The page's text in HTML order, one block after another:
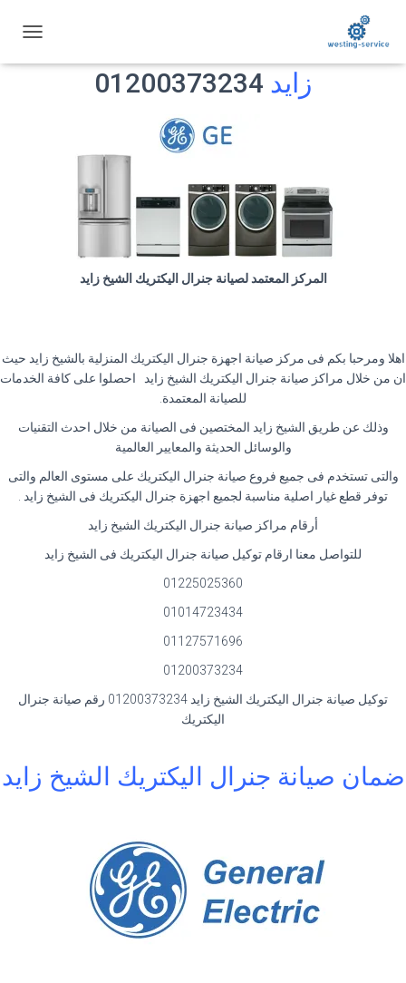
ب
توكيل صيانة جنرال اليكتريك الشيخ
زايد
المركز المعتمد لصيانة جنرال اليكتريك الشيخ زايد
اهلا ومرحبا بكم فى مركز صيانة اجهزة جنرال اليكتريك المنزلية بالشيخ زايد حيث
ان من خلال مراكز صيانة جنرال اليكتريك الشيخ زايد احصلوا على كافة الخدمات
للصيانة المعتمدة
وذلك عن طريق الشيخ زايد المختصين فى الصيانة من خلال احدث التقنيات
والوسائل الحديثة والمعايير العالمية
والتى تستخدم فى جميع فروع صيانة جنرال اليكتريك على مستوى العالم والتى
توفر قطع غيار اصلية مناسبة لجميع اجهزة جنرال اليكتريك فى الشيخ زايد
أرقام مراكز صيانة جنرال اليكتريك الشيخ زايد
للتواصل معنا ارقام توكيل صيانة جنرال اليكتريك فى الشيخ زايد
01225025360
01014723434
01127571696
01200373234
توكيل صيانة جنرال اليكتريك الشيخ زايد 01200373234 رقم صيانة جنرال
اليكتريك
ضمان صيانة جنرال اليكتريك الشيخ زايد